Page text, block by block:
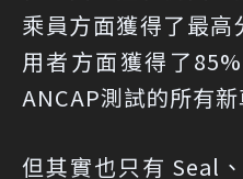
乘員方面獲得了最
用者方面獲得了
ANCAP測試的所有
但其實也只有 Seal